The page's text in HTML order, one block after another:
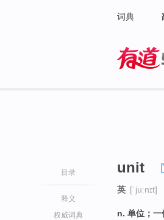
词典
目录
释义
权威词典
unit
英 [ˈjuːnɪt]
n. 单位；一